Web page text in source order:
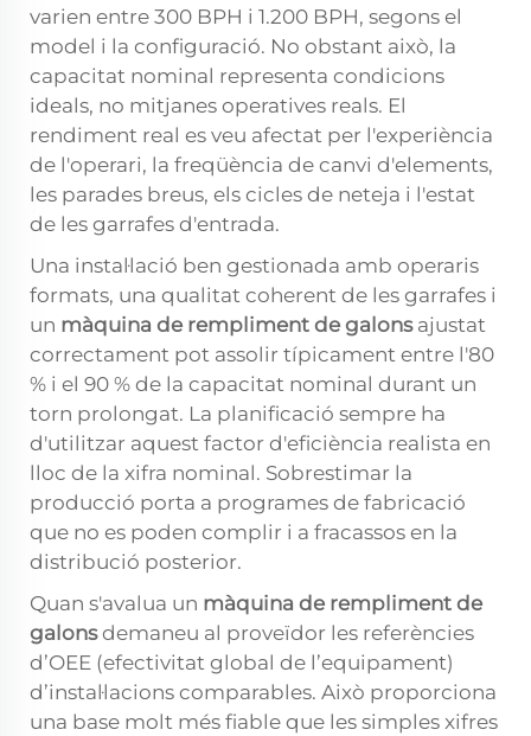
varien entre 300 BPH i 1.200 BPH, segons el
model i la configuració. No obstant això, la
capacitat nominal representa condicions
ideals, no mitjanes operatives reals. El
rendiment real es veu afectat per l'experiència
de l'operari, la freqüència de canvi d'elements,
les parades breus, els cicles de neteja i l'estat
de les garrafes d'entrada.
Una instal·lació ben gestionada amb operaris
formats, una qualitat coherent de les garrafes i
un màquina de rempliment de galons ajustat
correctament pot assolir típicament entre l'80
% i el 90 % de la capacitat nominal durant un
torn prolongat. La planificació sempre ha
d'utilitzar aquest factor d'eficiència realista en
lloc de la xifra nominal. Sobrestimar la
producció porta a programes de fabricació
que no es poden complir i a fracassos en la
distribució posterior.
Quan s'avalua un màquina de rempliment de
galonsdemaneu al proveïdor les referències
d’OEE (efectivitat global de l’equipament)
d’instal·lacions comparables. Això proporciona
una base molt més fiable que les simples xifres